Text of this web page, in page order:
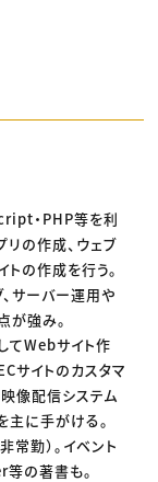
・PHP等を利
の作成、ウェブ
の作成を行う。
サーバー運用や
が強み。
てWebサイト作
サイトのカスタマ
映像配信システム
主に手がける。
勤）。イベント
の著書も。